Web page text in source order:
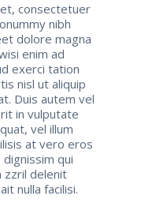
consectetuer
nibh
dolore magna
enim ad
exerci tation
nisl ut aliquip
Duis autem vel
in vulputate
vel illum
at vero eros
qui
zzril delenit
nulla facilisi.